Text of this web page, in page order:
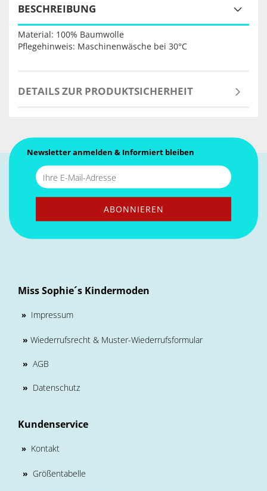
BESCHREIBUNG
Material: 100% Baumwolle
Pflegehinweis: Maschinenwäsche bei 30°C
DETAILS ZUR PRODUKTSICHERHEIT
Newsletter anmelden & Informiert bleiben
Miss Sophie´s Kindermoden
» Impressum
» Wiederrufsrecht & Muster-Wiederrufsformular
» AGB
» Datenschutz
Kundenservice
» Kontakt
» Größentabelle